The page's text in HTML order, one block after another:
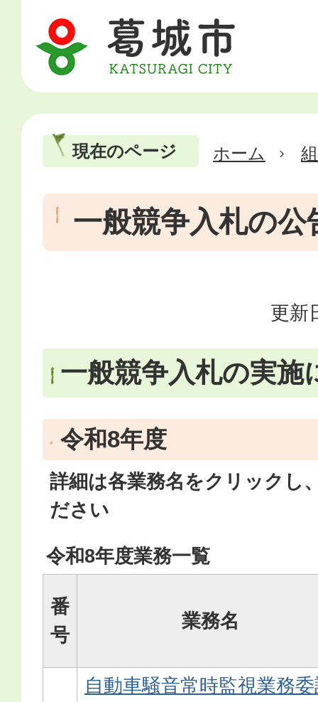
現在のページ ホーム
一般競争入札の公
更新
一般競争入札の実施
令和8年度
詳細は各業務名をクリックし
ださい
令和8年度業務一覧
番
号
業務名
自動車騒音常時監視業務